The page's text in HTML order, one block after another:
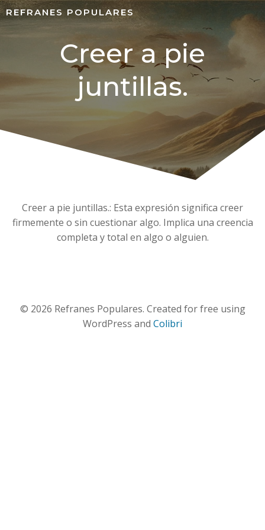
REFRANES POPULARES
Creer a pie
juntillas.
Creer a pie juntillas.: Esta expresión significa creer
firmemente o sin cuestionar algo. Implica una creencia
completa y total en algo o alguien.
© 2026 Refranes Populares. Created for free using
WordPress and Colibri